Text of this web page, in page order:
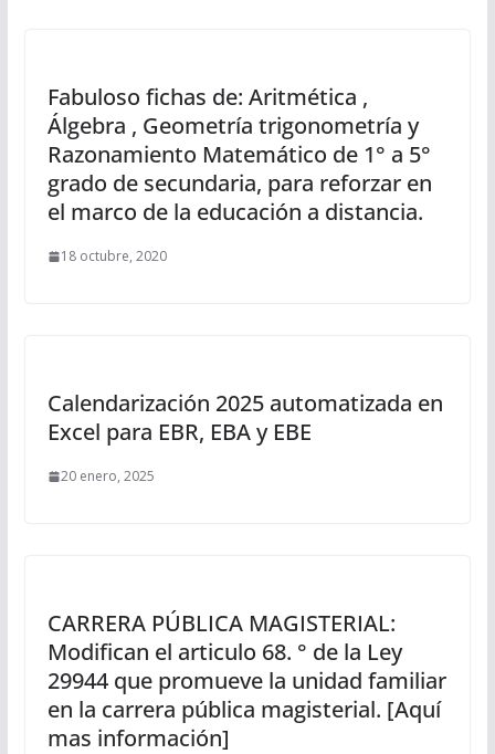
Fabuloso fichas de: Aritmética ,
Álgebra , Geometría trigonometría y
Razonamiento Matemático de 1° a 5°
grado de secundaria, para reforzar en
el marco de la educación a distancia.
18 octubre, 2020
Calendarización 2025 automatizada en
Excel para EBR, EBA y EBE
20 enero, 2025
CARRERA PÚBLICA MAGISTERIAL:
Modifican el articulo 68. ° de la Ley
29944 que promueve la unidad familiar
en la carrera pública magisterial. [Aquí
mas información]